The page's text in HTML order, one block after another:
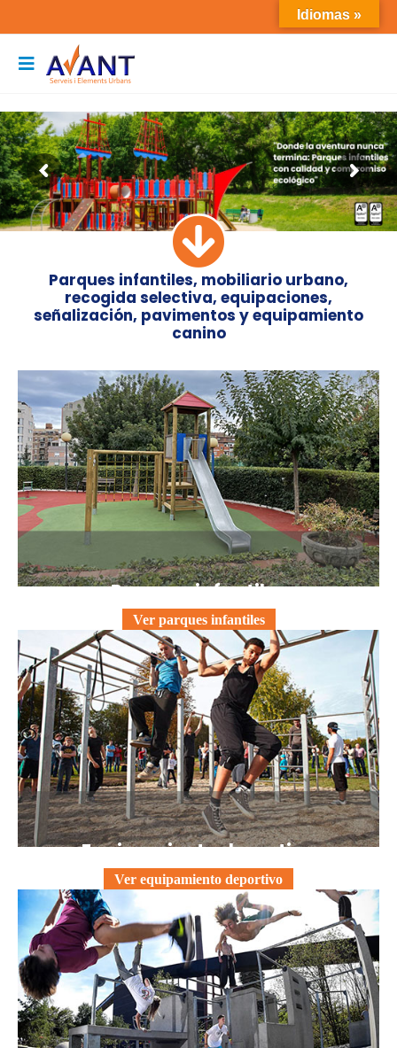
Parques infantiles, mobiliario urbano,
recogida selectiva, equipaciones,
señalización, pavimentos y equipamiento
canino
Parques infantiles
Ver parques infantiles
Equipamiento deportivo
Ver equipamiento deportivo
Idiomas »